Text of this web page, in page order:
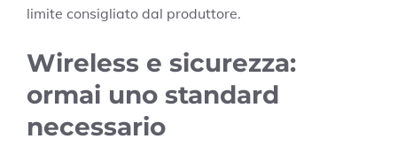
limite consigliato dal produttore.
Wireless e sicurezza:
ormai uno standard
necessario